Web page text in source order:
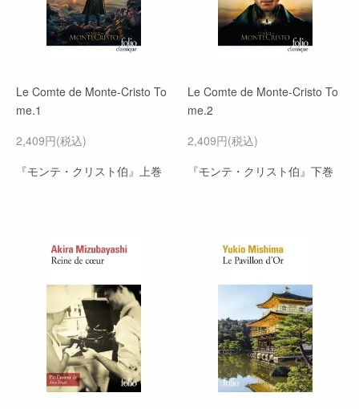
Le Comte de Monte-Cristo To
me.1
2,409円(税込)
『モンテ・クリスト伯』上巻
Le Comte de Monte-Cristo To
me.2
2,409円(税込)
『モンテ・クリスト伯』下巻